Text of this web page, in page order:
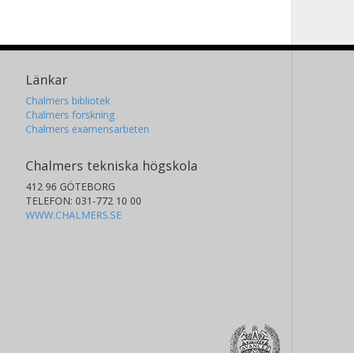
Länkar
Chalmers bibliotek
Chalmers forskning
Chalmers examensarbeten
Chalmers tekniska högskola
412 96 GÖTEBORG
TELEFON: 031-772 10 00
WWW.CHALMERS.SE